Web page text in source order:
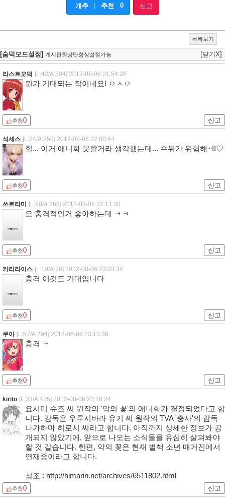
개추 추천 0 신고
목록보기
[숨덕모드설정] 게시판최상단항상설정가능 [닫기X]
라스트오덕 [L:42/A:504] 2012-08-06 21:54:28
뭔가 기대되는 작이네요! ㅇㅅㅇ
추천0 신고
석세스 [L:24/A:259] 2012-08-06 22:00:44
헐... 이거 애니화 못할거라 생각했는데... 수위가 위험해~!!♡
추천0 신고
쓰르라미 [L:50/A:268] 2012-08-06 22:11:30
오 충격적인거 좋아하는데 ㅋㅋ
추천0 신고
카리라이스 [L:10/A:78] 2012-08-06 23:03:34
충격 이것도 기대입니다
추천0 신고
쿠아 [L:57/A:294] 2012-08-06 23:13:36
충격 ㅋ
추천0 신고
kirito [L:33/A:435] 2012-08-06 23:18:24
요시미 슈조 씨 원작의 '악의 꽃'의 애니화가 결정되었다고 합
니다. 감독은 우루시바라 유키 씨 원작의 TVA '충사'의 감독
나가하마 히로시 씨라고 합니다. 아직까지 상세한 정보가 공
개되지 않았기에, 앞으로 나오는 소식들을 유심히 살펴봐야
할 것 같습니다. 한편, 악의 꽃은 현재 별책 소년 매거진에서
연재중이라고 합니다.
참조 : http://himarin.net/archives/6511802.html
추천0 신고